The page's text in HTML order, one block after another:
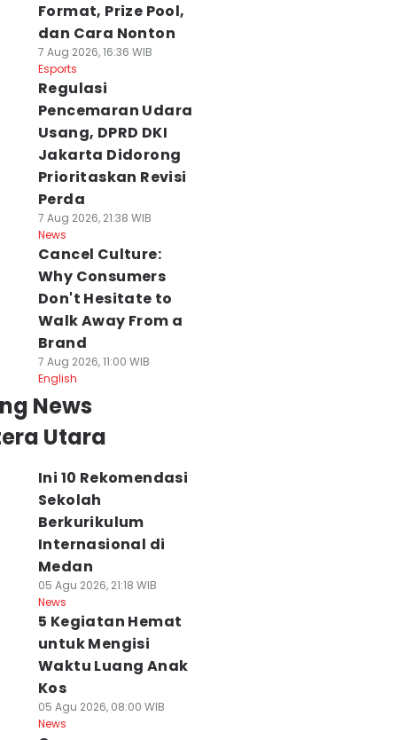
Format, Prize Pool,
dan Cara Nonton
7 Aug 2026, 16:36 WIB
Esports
Regulasi
Pencemaran Udara
Usang, DPRD DKI
Jakarta Didorong
Prioritaskan Revisi
Perda
7 Aug 2026, 21:38 WIB
News
Cancel Culture:
Why Consumers
Don't Hesitate to
Walk Away From a
Brand
7 Aug 2026, 11:00 WIB
English
News
Utara
Ini 10 Rekomendasi
Sekolah
Berkurikulum
Internasional di
Medan
05 Agu 2026, 21:18 WIB
News
5 Kegiatan Hemat
untuk Mengisi
Waktu Luang Anak
Kos
05 Agu 2026, 08:00 WIB
News